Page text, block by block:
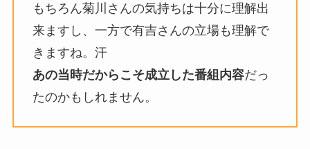
もちろん菊川さんの気持ちは十分に理解出
来ますし、一方で有吉さんの立場も理解で
きますね。汗
あの当時だからこそ成立した番組内容だっ
たのかもしれません。